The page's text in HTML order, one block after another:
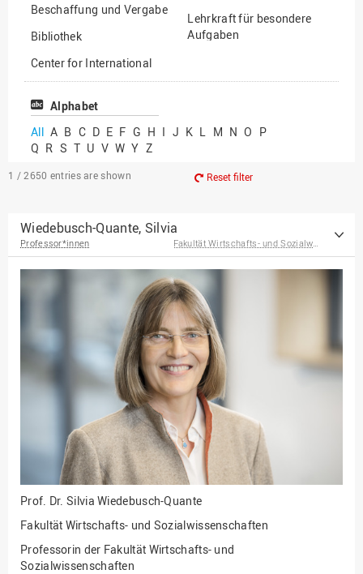
Beschaffung und Vergabe
Bibliothek
Center for International
Mobility
Center for International
Chancengerechtigkeit
eLearning Competence
EU-Büro
Fakultät
Agrarwissenschaften und
Landschaftsarchitektur
Ingenieurwissenschaften
Fakultät Management,
Kultur und Technik
Fakultät Wirtschafts- und
Sozialwissenschaften
Finanzen
Forschung, Kooperation,
Drittmittel
Gebäude und Technik
Gesellschaftliches
Engagement
Lehrkraft für besondere
Aufgaben
Professor*innen im
Alphabet
All A B C D E F G H I J K L M N O P
Q R S T U V W Y Z
1 / 2650 entries are shown Reset filter
Wiedebusch-Quante, Silvia
Professor*innen
Prof. Dr. Silvia Wiedebusch-Quante
Fakultät Wirtschafts- und Sozialwissenschaften
Professorin der Fakultät Wirtschafts- und
Sozialwissenschaften